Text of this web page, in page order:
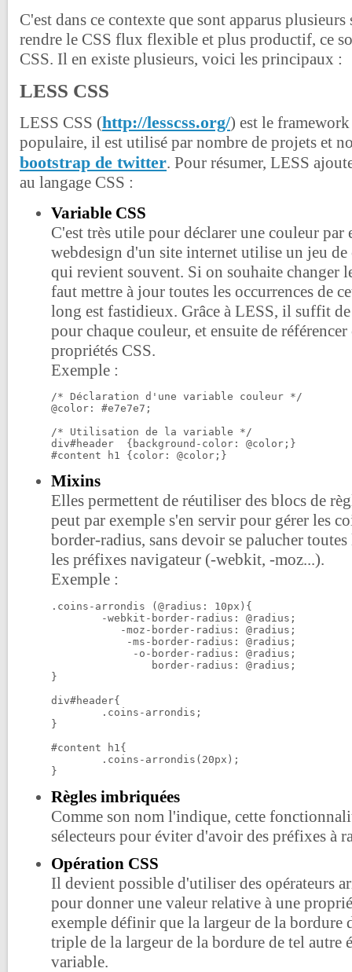
C'est dans ce contexte que sont apparus
rendre le CSS flux flexible et plus productif, ce
CSS. Il en existe plusieurs, voici les principaux :
LESS CSS
LESS CSS (http://lesscss.org/) est le
populaire, il est utilisé par nombre de projets et
bootstrap de twitter. Pour résumer, LESS
au langage CSS :
Variable CSS
C'est très utile pour déclarer une couleur par
webdesign d'un site internet utilise un jeu
qui revient souvent. Si on souhaite changer
faut mettre à jour toutes les occurrences de
long est fastidieux. Grâce à LESS, il suffit
pour chaque couleur, et ensuite de
propriétés CSS.
Exemple :
/* Déclaration d'une variable couleur */
@color: #e7e7e7;
/* Utilisation de la variable */
div#header  {background-color: @color;}
#content h1 {color: @color;}
Mixins
Elles permettent de réutiliser des blocs de
peut par exemple s'en servir pour gérer les
border-radius, sans devoir se palucher toutes
les préfixes navigateur (-webkit, -moz...).
Exemple :
.coins-arrondis (@radius: 10px){
}
div#header{
}
#content h1{
}
Règles imbriquées
Comme son nom l'indique, cette
sélecteurs pour éviter d'avoir des préfixes à
Opération CSS
Il devient possible d'utiliser des opérateurs
pour donner une valeur relative à une
exemple définir que la largeur de la bordure
triple de la largeur de la bordure de tel autre
variable.